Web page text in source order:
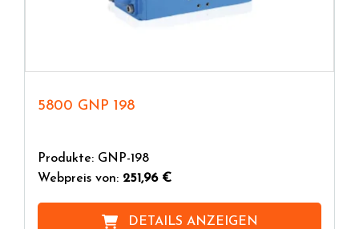
5800 GNP 198
Produkte: GNP-198
Webpreis von: 251,96 €
DETAILS ANZEIGEN